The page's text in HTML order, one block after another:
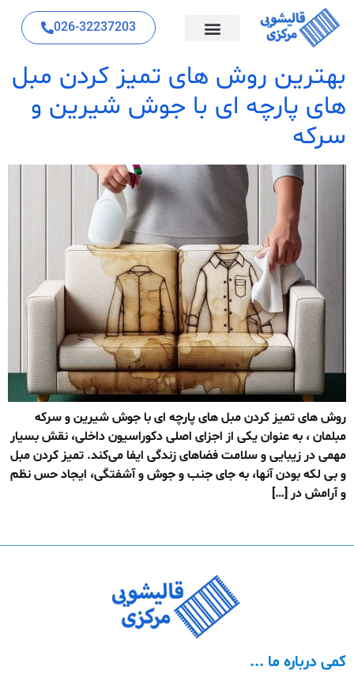
026-32237203
بهترین روش های تمیز کردن مبل
های پارچه ای با جوش شیرین و
سرکه
روش های تمیز کردن مبل های پارچه ای با جوش شیرین و سرکه
مبلمان ، به عنوان یکی از اجزای اصلی دکوراسیون داخلی، نقش بسیار
مهمی در زیبایی و سلامت فضاهای زندگی ایفا می‌کند. تمیز کردن مبل
و بی لکه بودن آنها، به جای جنب و جوش و آشفتگی، ایجاد حس نظم
و آرامش در […]
کمی درباره ما ...